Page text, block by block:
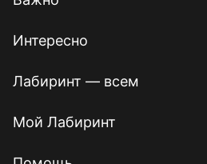
Интересно
Лабиринт — всем
Мой Лабиринт